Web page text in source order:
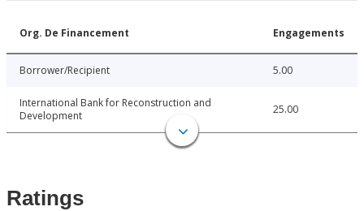
Org. De Financement Engagements
Borrower/Recipient 5.00
International Bank for Reconstruction and
Development
25.00
Ratings